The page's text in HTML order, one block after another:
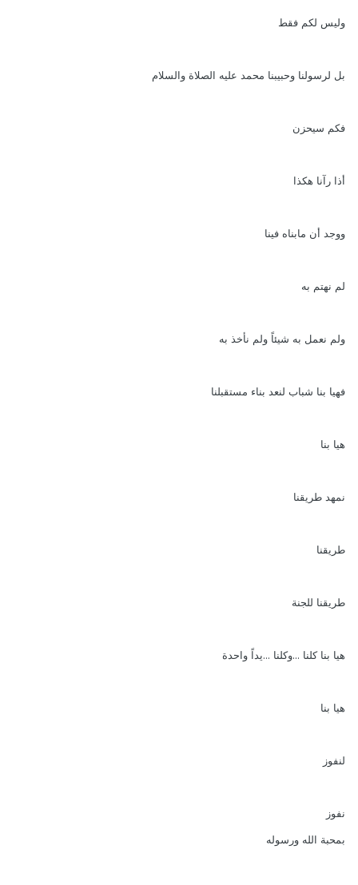
وليس لكم فقط
بل لرسولنا وحبيبنا محمد عليه الصلاة والسلام
فكم سيحزن
أذا رآنا هكذا
ووجد أن مابناه فينا
لم نهتم به
ولم نعمل به شيئاً ولم نأخذ به
فهيا بنا شباب لنعد بناء مستقبلنا
هيا بنا
نمهد طريقنا
طريقنا
طريقنا للجنة
هيا بنا كلنا ...وكلنا ...يداً واحدة
هيا بنا
لنفوز
نفوز
بمحبة الله ورسوله